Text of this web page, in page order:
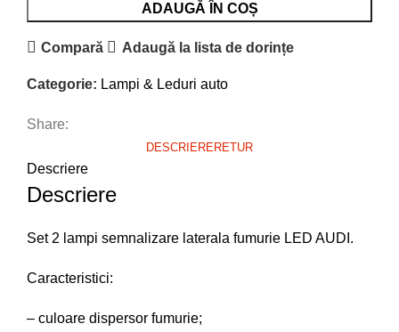
ADAUGĂ ÎN COȘ
Compară Adaugă la lista de dorințe
Categorie: Lampi & Leduri auto
Share:
DESCRIERERETUR
Descriere
Descriere
Set 2 lampi semnalizare laterala fumurie LED AUDI.
Caracteristici:
– culoare dispersor fumurie;